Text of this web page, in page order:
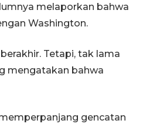
melaporkan bahwa
Washington.
Tetapi, tak lama
mengatakan bahwa
gencatan